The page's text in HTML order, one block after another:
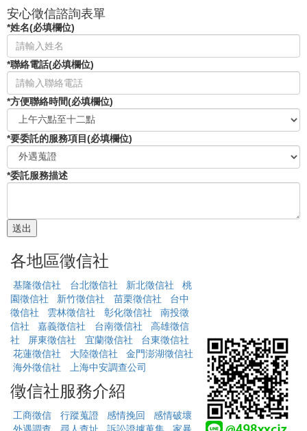
安心徵信諮詢表單
*姓名(必填欄位)
*聯絡電話(必填欄位)
*方便聯絡時間(必填欄位)
*要委託的服務項目(必填欄位)
*委託服務描述
各地區徵信社
基隆徵信社 台北徵信社 新北徵信社
桃
園徵信社
新竹徵信社 苗栗徵信社
台中
徵信社
雲林徵信社 彰化徵信社
南投徵
信社
嘉義徵信社 台南徵信社
高雄徵信
社
屏東徵信社 宜蘭徵信社
台東徵信社
花蓮徵信社
大陸徵信社
金門澎湖徵信社
海外徵信社
上海中安調查公司
徵信社服務介紹
工商徵信 行蹤蒐證 感情挽回
感情破壞